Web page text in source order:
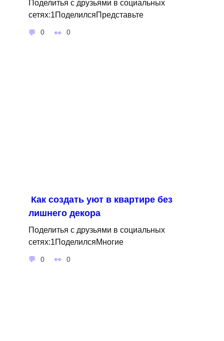
Поделитья с друзьями в социальных
сетях:1ПоделилсяПредставьте
0 0
Как создать уют в квартире без
лишнего декора
Поделитья с друзьями в социальных
сетях:1ПоделилсяМногие
0 0